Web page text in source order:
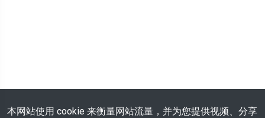
本网站使用 cookie 来衡量网站流量，并为您提供视频、分享